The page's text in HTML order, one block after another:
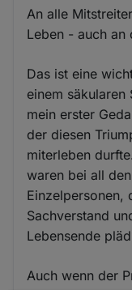
An alle
Leben - auch an
Das ist eine
einem
mein erster
der diesen
miterleben
waren bei all
Einzelpersonen,
Sachverstand
Lebensende
Auch wenn der